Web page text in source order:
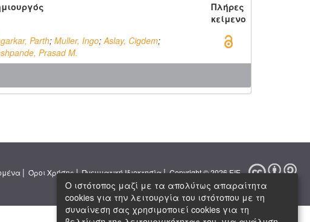
Πλήρες
κείμενο
Parth; Muller, Ingo;Aslay, Cigdem;
Prasad M.
| Όροι Χρήσης| Πνευματική Ιδιοκτησία| Copyright © 2026 ΕΙΕ
Ο ιστότοπος μαζί με τα απολύτως απαραίτητα
cookies για την λειτουργία του ιστότοπου με τη
συναίνεση σας χρησιμοποιεί cookies για τη